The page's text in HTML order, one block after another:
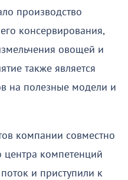
производство
консервирования,
овощей и
также является
на полезные модели и
компании совместно
центра компетенций
и приступили к